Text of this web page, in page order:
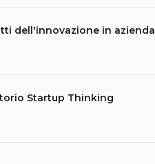
dell'innovazione in azienda
Startup Thinking